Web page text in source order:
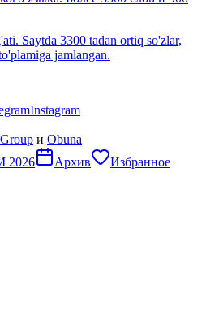
Saytda 3300 tadan ortiq so'zlar,
jamlangan.
Instagram
и Obuna
2026 Архив Избранное